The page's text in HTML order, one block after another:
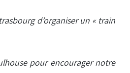
d’organiser un « train
pour encourager notre